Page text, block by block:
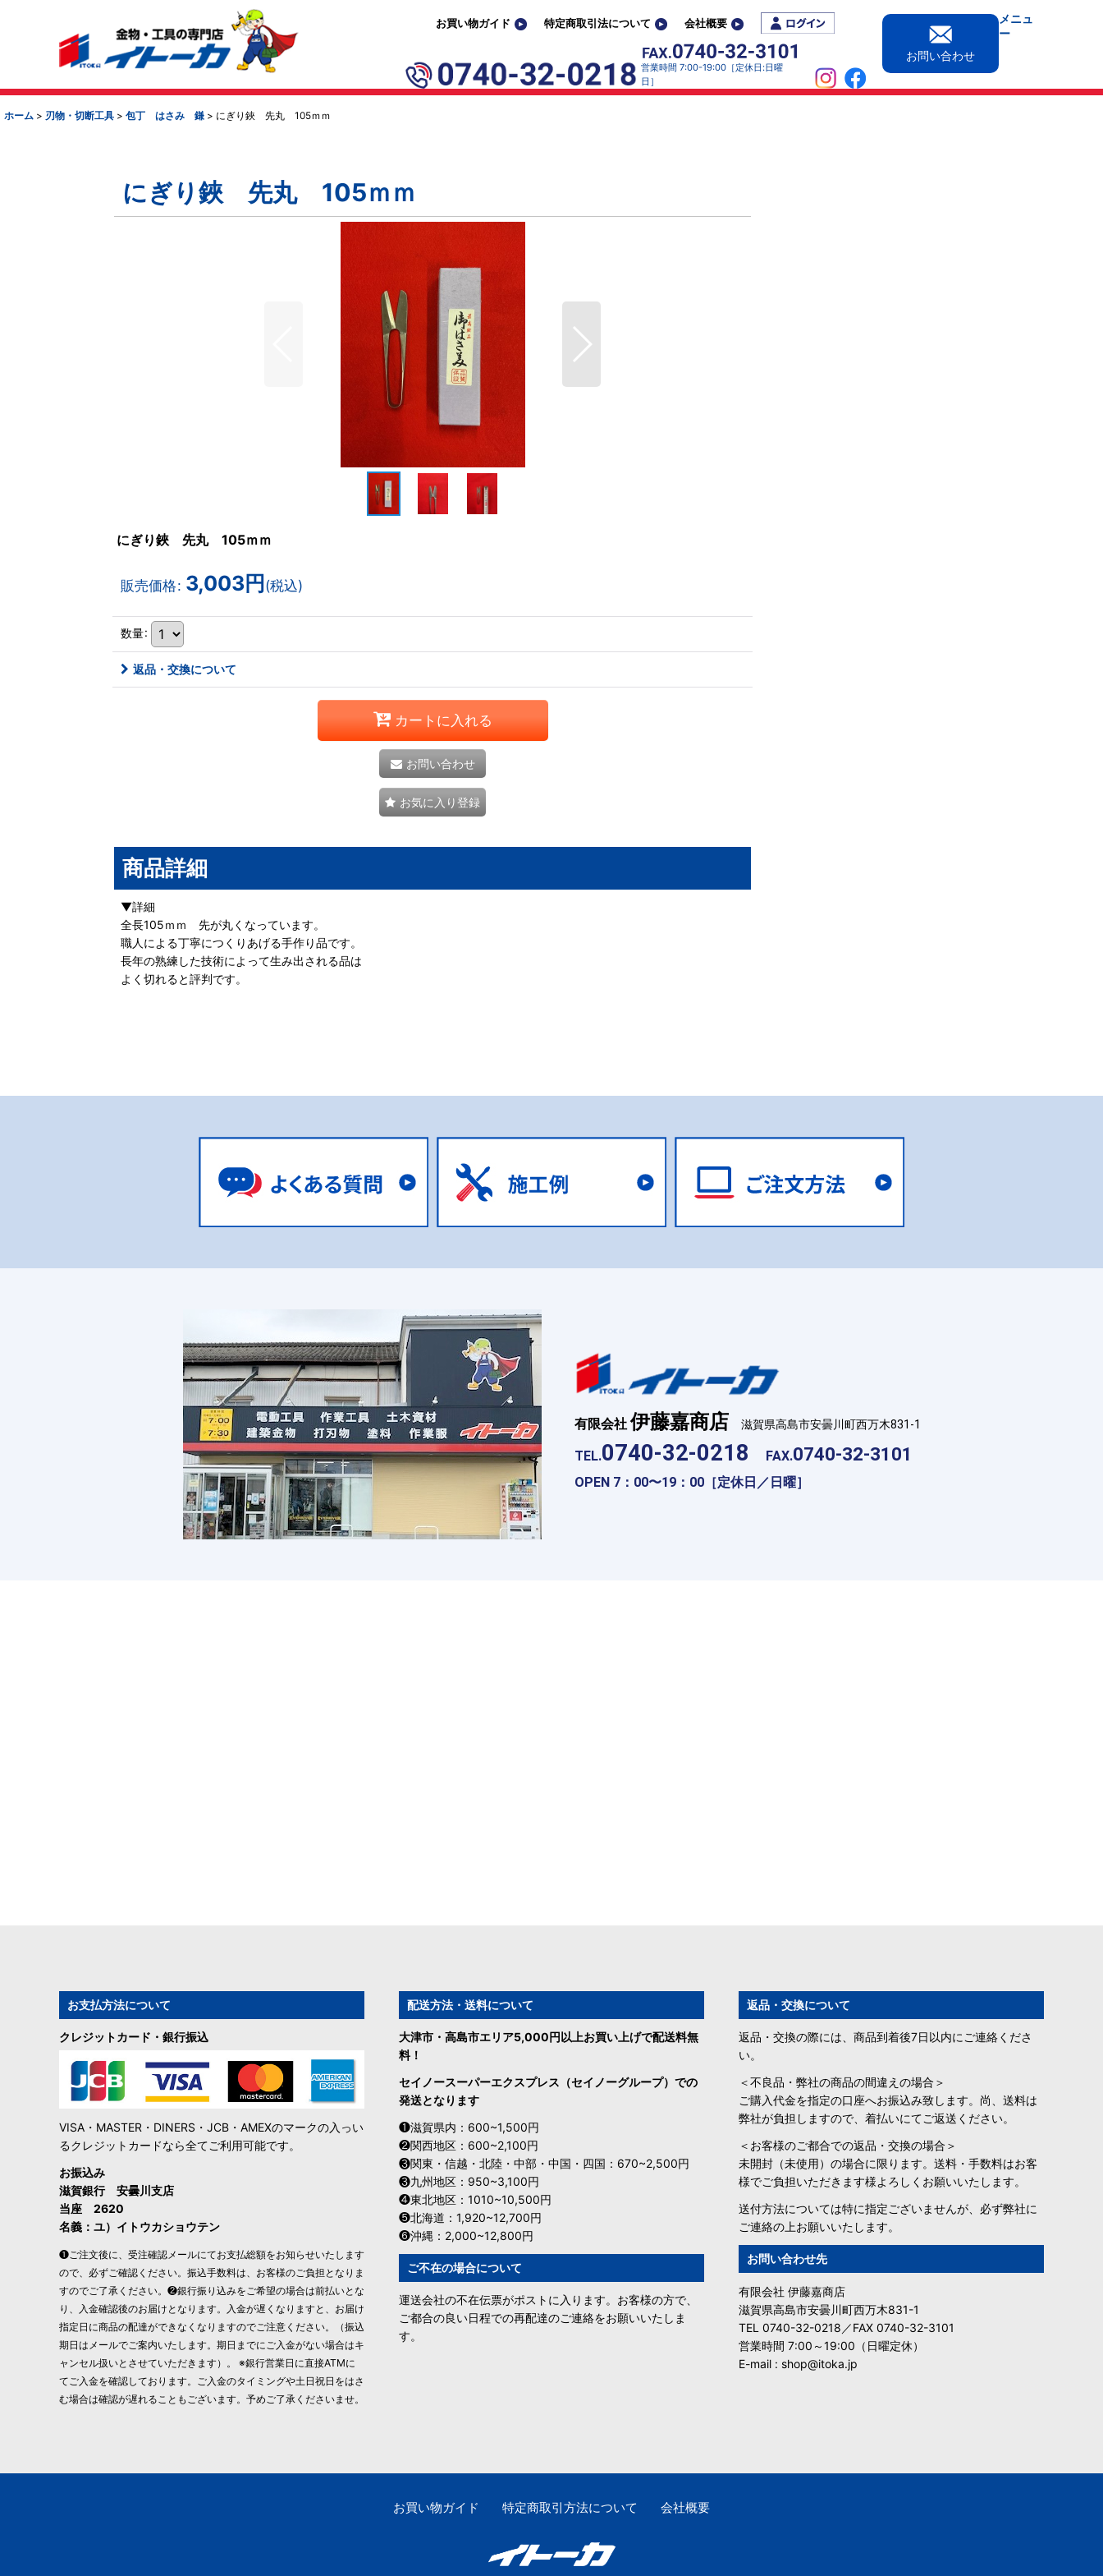
お買い物ガイド 特定商取引法について 会社概要
営業時間 7:00-19:00［定休日:日曜
日］
お問い合わせ
メニュ
ー
ホーム > 刃物・切断工具 > 包丁 はさみ 鎌 > にぎり鋏 先丸 105ｍｍ
にぎり鋏 先丸 105ｍｍ
にぎり鋏 先丸 105ｍｍ
販売価格: 3,003円 (税込)
数量:
返品・交換について
カートに入れる
お問い合わせ
お気に入り登録
商品詳細
▼詳細
全長105ｍｍ 先が丸くなっています。
職人による丁寧につくりあげる手作り品です。
長年の熟練した技術によって生み出される品は
よく切れると評判です。
有限会社伊藤嘉商店 滋賀県高島市安曇川町西万木831-1
TEL.0740-32-0218 FAX.0740-32-3101
OPEN 7：00〜19：00［定休日／日曜］
お支払方法について
クレジットカード・銀行振込
VISA・MASTER・DINERS・JCB・AMEXのマークの入っい
るクレジットカードなら全てご利用可能です。
お振込み
滋賀銀行 安曇川支店
当座 2620
名義：ユ）イトウカショウテン
❶ご注文後に、受注確認メールにてお支払総額をお知らせいたします
ので、必ずご確認ください。振込手数料は、お客様のご負担となりま
すのでご了承ください。❷銀行振り込みをご希望の場合は前払いとな
り、入金確認後のお届けとなります。入金が遅くなりますと、お届け
指定日に商品の配達ができなくなりますのでご注意ください。（振込
期日はメールでご案内いたします。期日までにご入金がない場合はキ
ャンセル扱いとさせていただきます）。 ※銀行営業日に直接ATMに
てご入金を確認しております。ご入金のタイミングや土日祝日をはさ
む場合は確認が遅れることもございます。予めご了承くださいませ。
配送方法・送料について
大津市・高島市エリア5,000円以上お買い上げで配送料無
料！
セイノースーパーエクスプレス（セイノーグループ）での
発送となります
❶滋賀県内：600~1,500円
❷関西地区：600~2,100円
❸関東・信越・北陸・中部・中国・四国：670~2,500円
❸九州地区：950~3,100円
❹東北地区：1010~10,500円
❺北海道：1,920~12,700円
❻沖縄：2,000~12,800円
ご不在の場合について
運送会社の不在伝票がポストに入ります。お客様の方で、
ご都合の良い日程での再配達のご連絡をお願いいたしま
す。
返品・交換について
返品・交換の際には、商品到着後7日以内にご連絡くださ
い。
＜不良品・弊社の商品の間違えの場合＞
ご購入代金を指定の口座へお振込み致します。尚、送料は
弊社が負担しますので、着払いにてご返送ください。
＜お客様のご都合での返品・交換の場合＞
未開封（未使用）の場合に限ります。送料・手数料はお客
様でご負担いただきます様よろしくお願いいたします。
送付方法については特に指定ございませんが、必ず弊社に
ご連絡の上お願いいたします。
お問い合わせ先
有限会社 伊藤嘉商店
滋賀県高島市安曇川町西万木831-1
TEL 0740-32-0218／FAX 0740-32-3101
営業時間 7:00～19:00（日曜定休）
E-mail : shop@itoka.jp
お買い物ガイド 特定商取引方法について 会社概要